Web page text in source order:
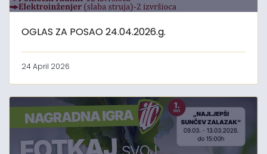
OGLAS ZA POSAO 24.04.2026.g.
24 April 2026